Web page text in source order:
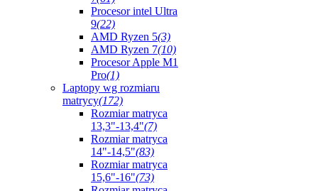
Procesor intel Ultra
9(22)
AMD Ryzen 5(3)
AMD Ryzen 7(10)
Procesor Apple M1
Pro(1)
Laptopy wg rozmiaru
matrycy(172)
Rozmiar matryca
13,3"-13,4"(7)
Rozmiar matryca
14"-14,5"(83)
Rozmiar matryca
15,6"-16"(73)